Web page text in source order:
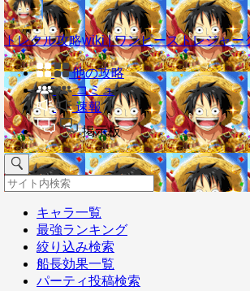
トレクル攻略wiki | ワンピーストレジャー
他の攻略
コミュ
速報
掲示板
キャラ一覧
最強ランキング
絞り込み検索
船長効果一覧
パーティ投稿検索